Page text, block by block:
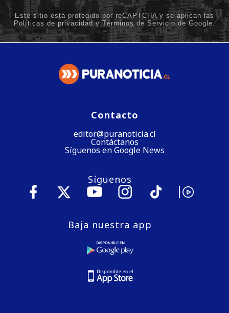
Contacto
editor@puranoticia.cl
Contáctanos
Síguenos en Google News
Síguenos
Baja nuestra app